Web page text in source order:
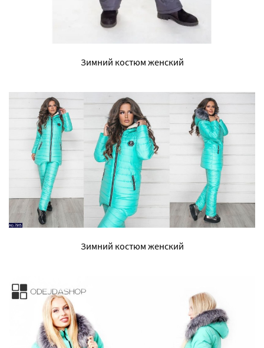
Зимний костюм женский
Зимний костюм женский